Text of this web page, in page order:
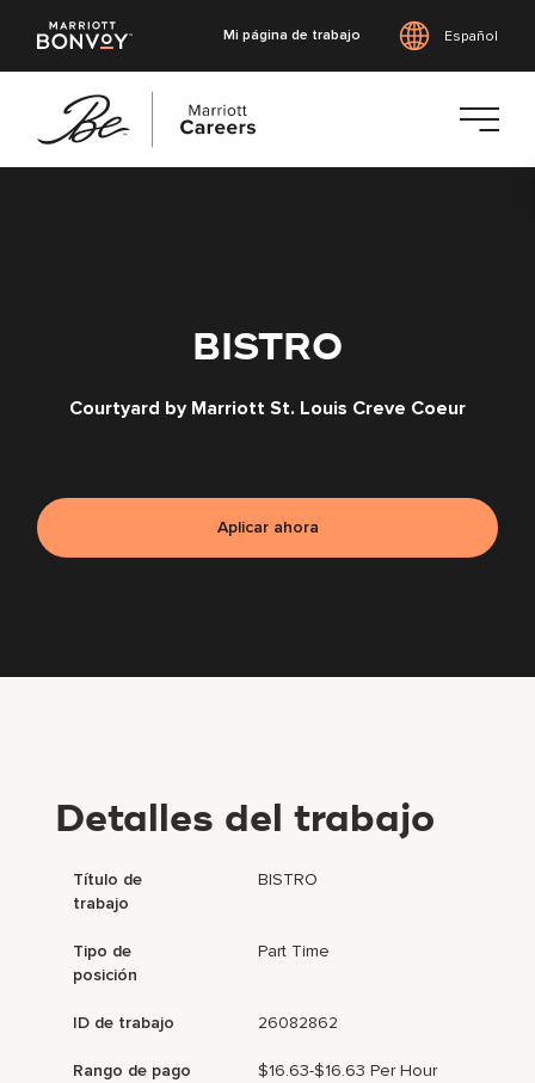
Mi página de trabajo Español
BISTRO
Courtyard by Marriott St. Louis Creve Coeur
Aplicar ahora
Detalles del trabajo
Título de
trabajo
BISTRO
Tipo de
posición
Part Time
ID de trabajo 26082862
Rango de pago $16.63-$16.63 Per Hour